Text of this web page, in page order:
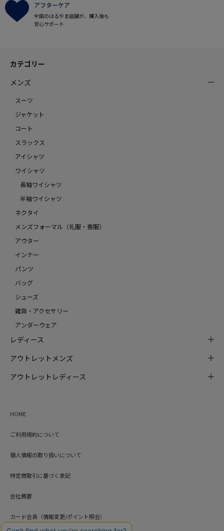
アフターケア
全国のはるやま店舗が、購入後も
安心サポート
カテゴリー
メンズ
スーツ
ジャケット
コート
スラックス
アイシャツ
ワイシャツ
長袖ワイシャツ
半袖ワイシャツ
ネクタイ
メンズフォーマル（礼服・喪服）
アウター
インナー
パンツ
バッグ
シューズ
雑貨・アクセサリー
アンダーウェア
レディース
アウトレットメンズ
アウトレットレディース
HOME
ご利用規約について
個人情報の取り扱いについて
特定商取引に基づく表記
会社概要
カード会員（情報変更/ポイント照会）